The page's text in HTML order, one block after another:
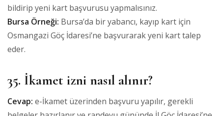
bildirip yeni kart başvurusu yapmalısınız.
Bursa Örneği: Bursa’da bir yabancı, kayıp kart için
Osmangazi Göç İdaresi’ne başvurarak yeni kart talep
eder.
35. İkamet izni nasıl alınır?
Cevap: e-İkamet üzerinden başvuru yapılır, gerekli